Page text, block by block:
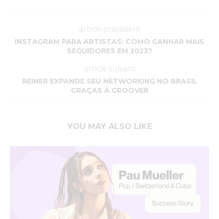
article précédent
INSTAGRAM PARA ARTISTAS: COMO GANHAR MAIS
SEGUIDORES EM 2023?
article suivant
REINER EXPANDE SEU NETWORKING NO BRASIL
GRAÇAS À GROOVER
YOU MAY ALSO LIKE